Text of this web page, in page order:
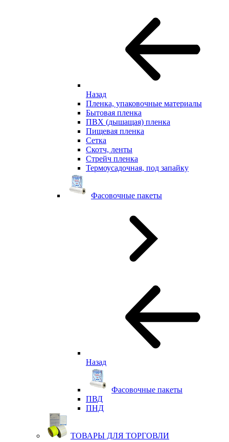
Назад
Пленка, упаковочные материалы
Бытовая пленка
ПВХ (дышащая) пленка
Пищевая пленка
Сетка
Скотч, ленты
Стрейч пленка
Термоусадочная, под запайку
Фасовочные пакеты
Назад
Фасовочные пакеты
ПВД
ПНД
ТОВАРЫ ДЛЯ ТОРГОВЛИ